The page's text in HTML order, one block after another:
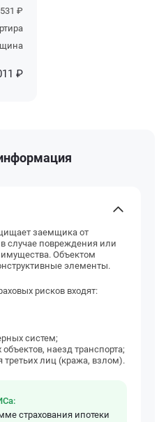
₽
₽
заемщика от
в случае повреждения или
имущества. Объектом
элементы.
рисков входят:
систем;
наезд транспорта;
третьих лиц (кража, взлом).
страхования ипотеки